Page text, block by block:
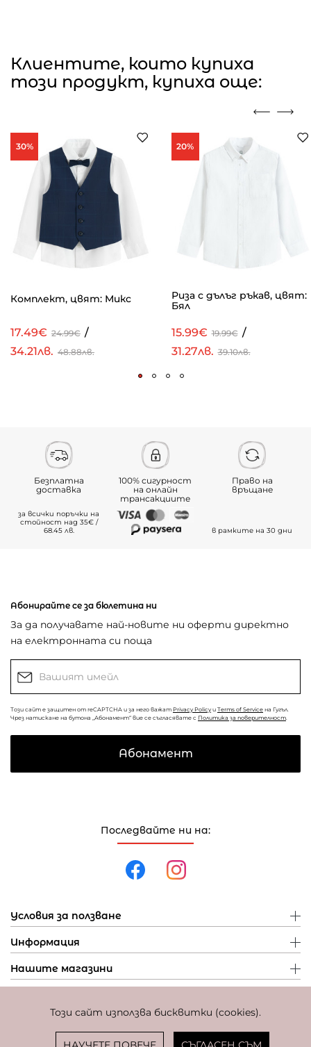
Този сайт използва бисквитки (cookies).
Клиентите, които купиха
този продукт, купиха още:
30%
Комплект, цвят: Микс
17.49€ 24.99€ /
34.21лв. 48.88лв.
20%
Риза с дълъг ръкав, цвят:
Бял
15.99€ 19.99€ /
31.27лв. 39.10лв.
Безплатна
доставка
за всички поръчки на
стойност над 35€ /
68.45 лв.
100% сигурност
на онлайн
трансакциите
Право на
връщане
в рамките на 30 дни
Последвайте ни на:
Условия за ползване
Информация
Нашите магазини
Абонирайте се за бюлетина ни
За да получавате най-новите ни оферти директно
на електронната си поща
Този сайт е защитен от reCAPTCHA и за него важат Privacy Policy и Terms of Service на Гугъл.
Чрез натискане на бутона „Абонамент“ вие се съгласявате с Политика за поверителност
Абонамент
Фиксиран курс за превалутиране: 1 EUR = 1,95583 BGN